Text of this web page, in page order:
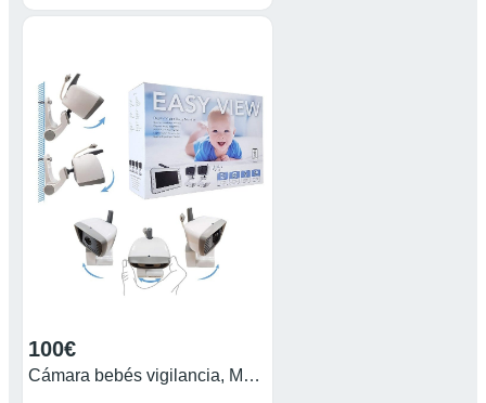
pueden hablar al bebé a
temperatura. Compatible con
la app eMyBaby: para ver al
bebé a través del ordenador,
tablet o smartphone, desde
cualquier lugar con acceso a
Internet. Visión nocturna por
infrarrojos. Regalo segunda
unidad de cámara con tripode.
Unico desperfecto en el
monitor: la pestaña de apoyo
está pegada con masilla.
100€
Cámara bebés vigilancia, Moonybaby Trust 30-2 Vgil